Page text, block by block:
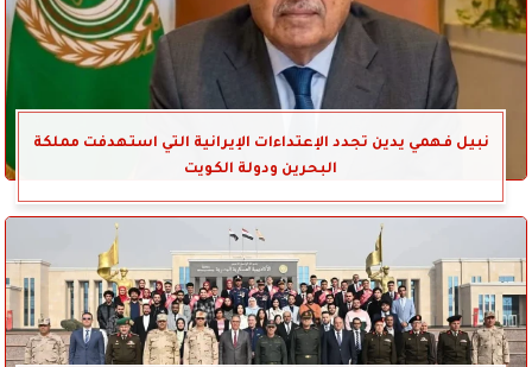
نبيل فهمي يدين تجدد الإعتداءات الإيرانية التي استهدفت مملكة
البحرين ودولة الكويت